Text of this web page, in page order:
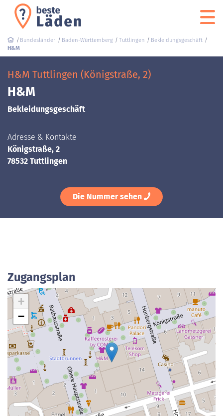
Bundesländer Baden-Württemberg Tuttlingen
Bekleidungsgeschäft
H&M
H&M Tuttlingen (Königstraße, 2)
H&M
Bekleidungsgeschäft
Adresse & Kontakte
Königstraße, 2
78532 Tuttlingen
Die Nummer sehen
Zugangsplan
+
−